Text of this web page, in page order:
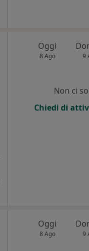
Oggi
8 Ago 9
Non ci
Chiedi di
Oggi
8 Ago 9